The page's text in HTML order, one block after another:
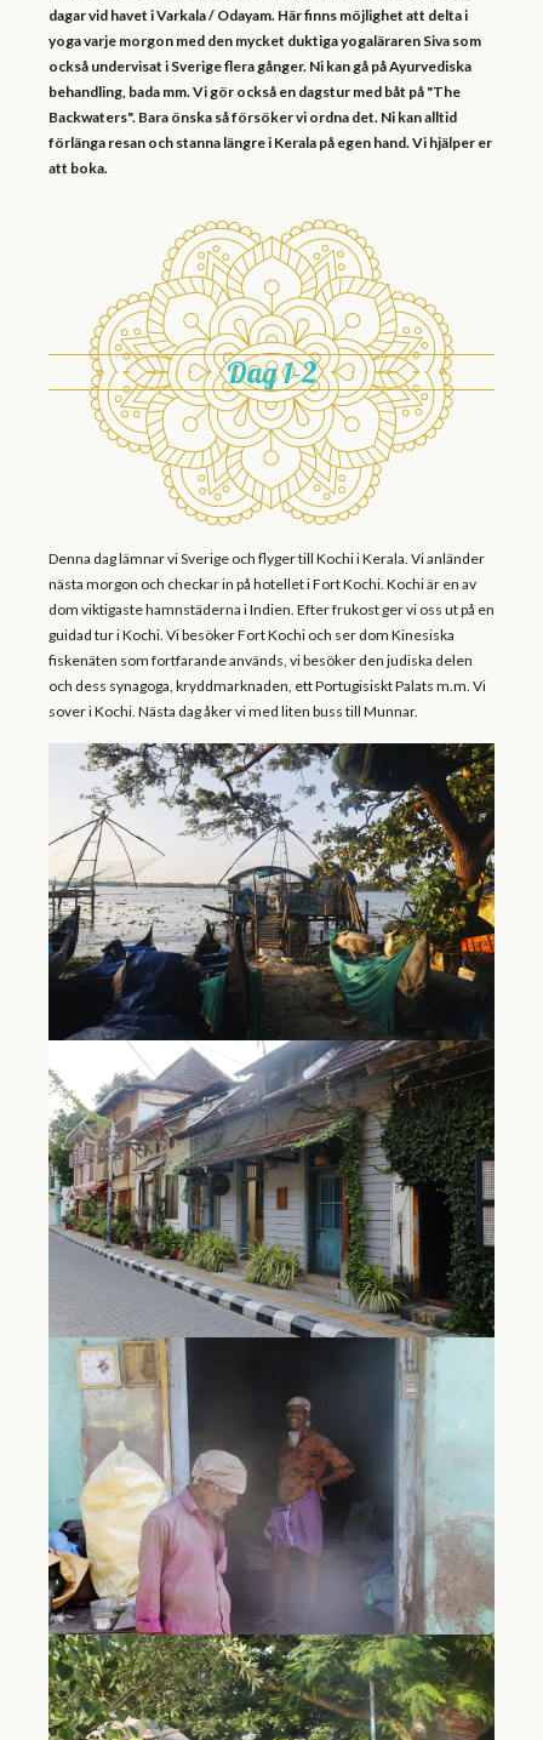
dagar vid havet i Varkala / Odayam. Här finns möjlighet att delta i
yoga varje morgon med den mycket duktiga yogaläraren Siva som
också undervisat i Sverige flera gånger. Ni kan gå på Ayurvediska
behandling, bada mm. Vi gör också en dagstur med båt på "The
Backwaters". Bara önska så försöker vi ordna det. Ni kan alltid
förlänga resan och stanna längre i Kerala på egen hand. Vi hjälper er
att boka.
Dag 1-2
Denna dag lämnar vi Sverige och flyger till Kochi i Kerala. Vi anländer
nästa morgon och checkar in på hotellet i Fort Kochi. Kochi är en av
dom viktigaste hamnstäderna i Indien. Efter frukost ger vi oss ut på en
guidad tur i Kochi. Vi besöker Fort Kochi och ser dom Kinesiska
fiskenäten som fortfarande används, vi besöker den judiska delen
och dess synagoga, kryddmarknaden, ett Portugisiskt Palats m.m. Vi
sover i Kochi. Nästa dag åker vi med liten buss till Munnar.